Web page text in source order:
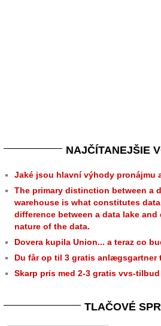
NAJČÍTANEJŠIE
Jaké jsou hlavní výhody pronájmu
The primary distinction between a
warehouse is what constitutes
difference between a data lake
nature of the data.
Dovera kupila Union... a teraz co
Du får op til 3 gratis anlægsgartner
Skarp pris med 2-3 gratis vvs-tilbud
TLAČOVÉ